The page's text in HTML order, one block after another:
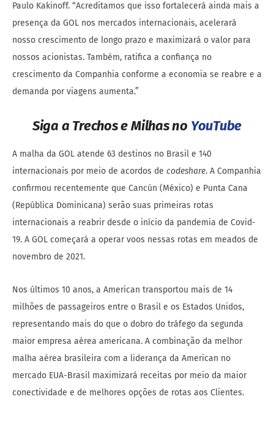
Paulo Kakinoff. “Acreditamos que isso fortalecerá ainda mais a
presença da GOL nos mercados internacionais, acelerará
nosso crescimento de longo prazo e maximizará o valor para
nossos acionistas. Também, ratifica a confiança no
crescimento da Companhia conforme a economia se reabre e a
demanda por viagens aumenta.”
Siga a Trechos e Milhas no YouTube
A malha da GOL atende 63 destinos no Brasil e 140
internacionais por meio de acordos de codeshare. A Companhia
confirmou recentemente que Cancún (México) e Punta Cana
(República Dominicana) serão suas primeiras rotas
internacionais a reabrir desde o início da pandemia de Covid-
19. A GOL começará a operar voos nessas rotas em meados de
novembro de 2021.
Nos últimos 10 anos, a American transportou mais de 14
milhões de passageiros entre o Brasil e os Estados Unidos,
representando mais do que o dobro do tráfego da segunda
maior empresa aérea americana. A combinação da melhor
malha aérea brasileira com a liderança da American no
mercado EUA-Brasil maximizará receitas por meio da maior
conectividade e de melhores opções de rotas aos Clientes.